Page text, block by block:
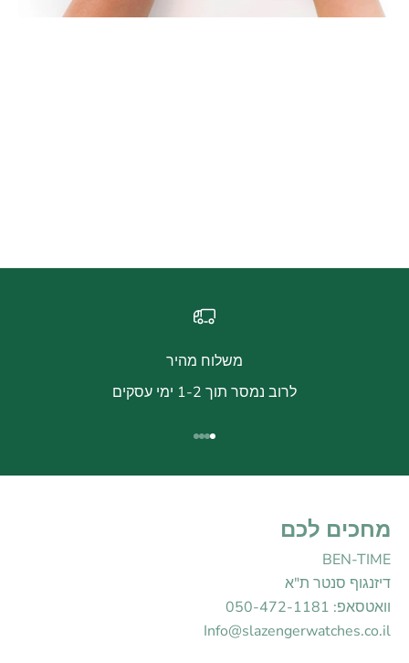
משלוח מהיר
לרוב נמסר תוך 1-2 ימי עסקים
עבור לפריט 1
עבור לפריט 2
עבור לפריט 3
עבור לפריט 4
מחכים לכם
BEN-TIME
דיזנגוף סנטר ת"א
וואטסאפ: 050-472-1181
Info@slazengerwatches.co.il